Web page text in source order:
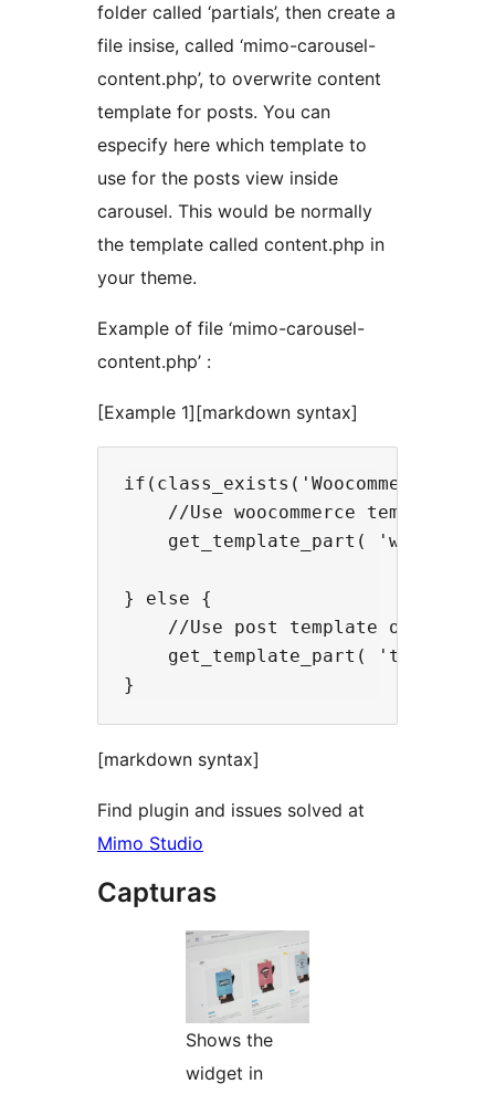
folder called ‘partials’, then create a
file insise, called ‘mimo-carousel-
content.php’, to overwrite content
template for posts. You can
especify here which template to
use for the posts view inside
carousel. This would be normally
the template called content.php in
your theme.
Example of file ‘mimo-carousel-
content.php’ :
[Example 1][markdown syntax]
if(class_exists('Woocommerce')
//Use woocommerce template of
get_template_part(
} else {
    //Use post template of theme
get_template_part(
[markdown syntax]
Find plugin and issues solved at
Mimo Studio
Capturas
Shows the
widget in